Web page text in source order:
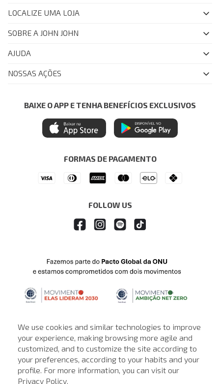
We use cookies and similar technologies to improve
your experience, making browsing more agile and
customized, and to customize the site according to
your preferences, according to your habits and your
profile. For more information, you can visit our
Privacy Policy.
LOCALIZE UMA LOJA
SOBRE A JOHN JOHN
Quem Somos
John John Club
Painel de Privacidade
Central de Preferências
Ética e Sustentabilidade
AJUDA
FAQ
Regulamentos
Seja um Revendedor
NOSSAS AÇÕES
Azul Fidelidade
Mastercard
Itau Personnalite
BAIXE O APP E TENHA BENEFÍCIOS EXCLUSIVOS
FORMAS DE PAGAMENTO
FOLLOW US
© © Copyright 2000-2026 - Todos os direitos reservados. A Loja de
John John reserva-se no direito de corrigir ou alterar informações